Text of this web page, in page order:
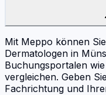
Mit Meppo können
Dermatologen in
Buchungsportalen
vergleichen. Geben
Fachrichtung und